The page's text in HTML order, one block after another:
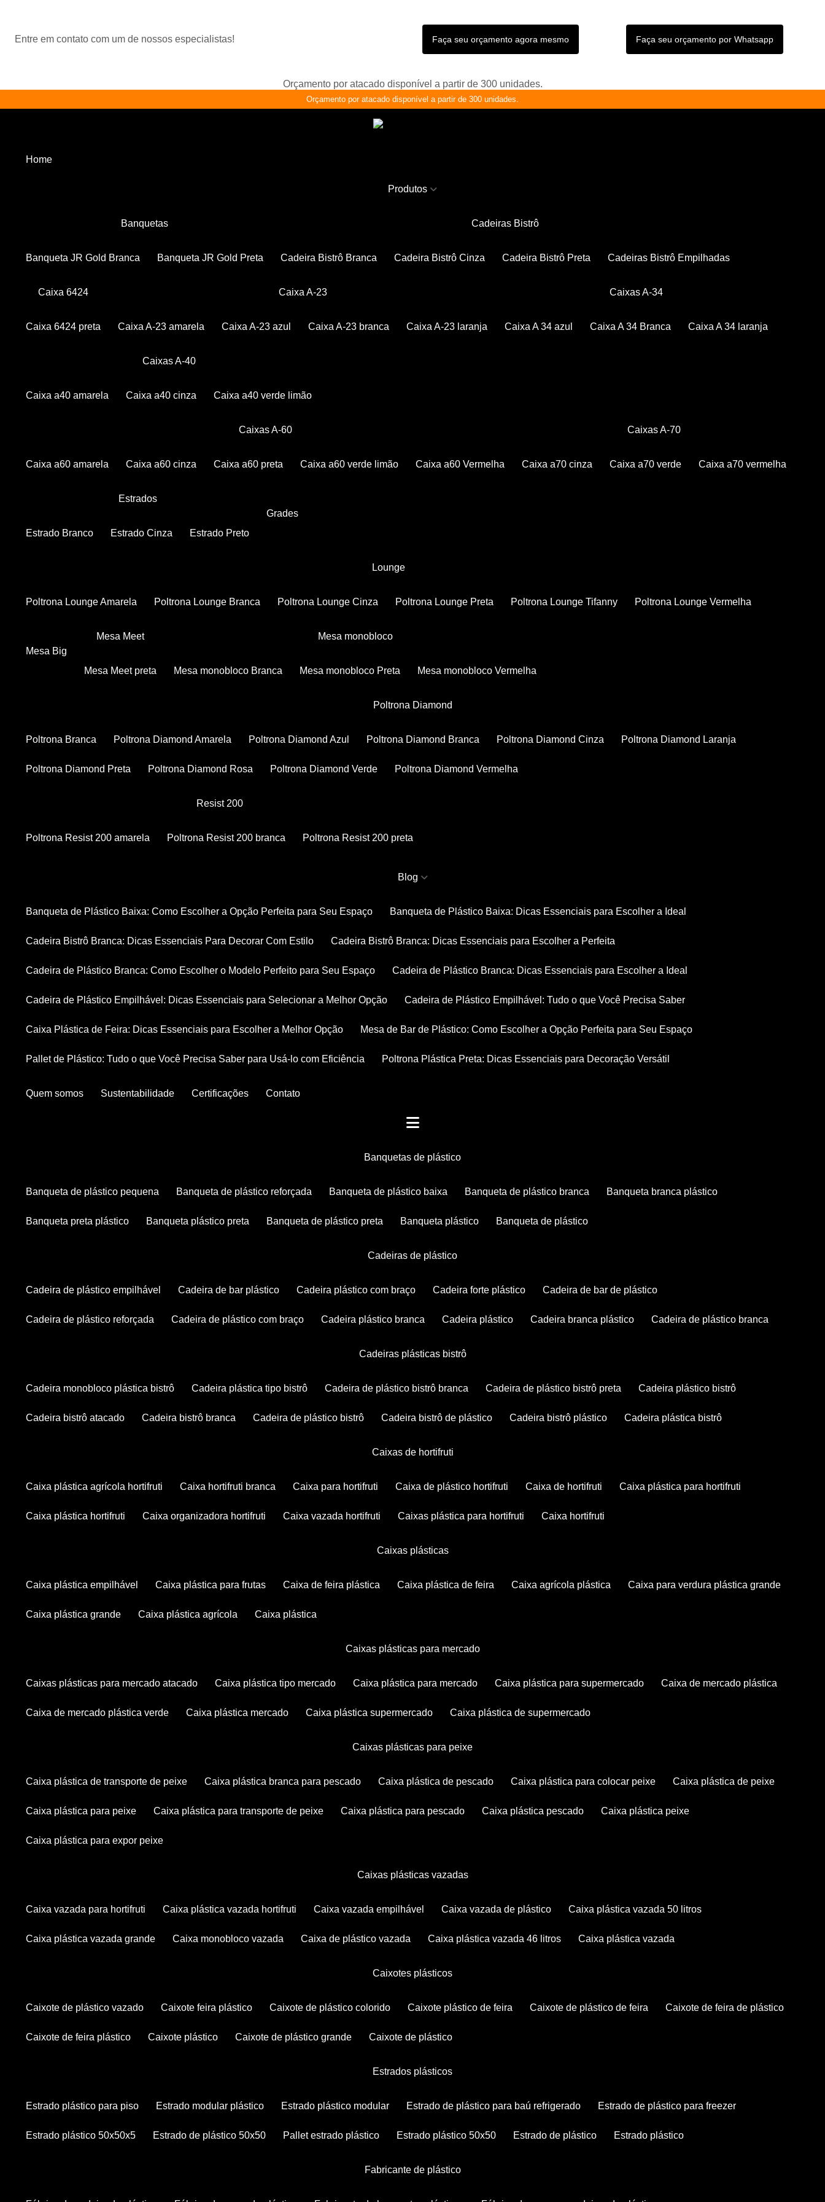
Entre em contato com um de nossos especialistas! Faça seu orçamento agora mesmo Faça seu orçamento por Whatsapp
Orçamento por atacado disponível a partir de 300 unidades.
Orçamento por atacado disponível a partir de 300 unidades.
Home
Produtos
Banquetas
Banqueta JR Gold Branca Banqueta JR Gold Preta
Cadeiras Bistrô
Cadeira Bistrô Branca Cadeira Bistrô Cinza Cadeira Bistrô Preta Cadeiras Bistrô Empilhadas
Caixa 6424
Caixa 6424 preta
Caixa A-23
Caixa A-23 amarela Caixa A-23 azul Caixa A-23 branca Caixa A-23 laranja
Caixas A-34
Caixa A 34 azul Caixa A 34 Branca Caixa A 34 laranja
Caixas A-40
Caixa a40 amarela Caixa a40 cinza Caixa a40 verde limão
Caixas A-60
Caixa a60 amarela Caixa a60 cinza Caixa a60 preta Caixa a60 verde limão Caixa a60 Vermelha
Caixas A-70
Caixa a70 cinza Caixa a70 verde Caixa a70 vermelha
Estrados
Estrado Branco Estrado Cinza Estrado Preto
Grades
Lounge
Poltrona Lounge Amarela Poltrona Lounge Branca Poltrona Lounge Cinza Poltrona Lounge Preta Poltrona Lounge Tifanny Poltrona Lounge Vermelha
Mesa Big
Mesa Meet
Mesa Meet preta
Mesa monobloco
Mesa monobloco Branca Mesa monobloco Preta Mesa monobloco Vermelha
Poltrona Diamond
Poltrona Branca Poltrona Diamond Amarela Poltrona Diamond Azul Poltrona Diamond Branca Poltrona Diamond Cinza Poltrona Diamond Laranja
Poltrona Diamond Preta Poltrona Diamond Rosa Poltrona Diamond Verde Poltrona Diamond Vermelha
Resist 200
Poltrona Resist 200 amarela Poltrona Resist 200 branca Poltrona Resist 200 preta
Blog
Banqueta de Plástico Baixa: Como Escolher a Opção Perfeita para Seu Espaço Banqueta de Plástico Baixa: Dicas Essenciais para Escolher a Ideal
Cadeira Bistrô Branca: Dicas Essenciais Para Decorar Com Estilo Cadeira Bistrô Branca: Dicas Essenciais para Escolher a Perfeita
Cadeira de Plástico Branca: Como Escolher o Modelo Perfeito para Seu Espaço Cadeira de Plástico Branca: Dicas Essenciais para Escolher a Ideal
Cadeira de Plástico Empilhável: Dicas Essenciais para Selecionar a Melhor Opção Cadeira de Plástico Empilhável: Tudo o que Você Precisa Saber
Caixa Plástica de Feira: Dicas Essenciais para Escolher a Melhor Opção Mesa de Bar de Plástico: Como Escolher a Opção Perfeita para Seu Espaço
Pallet de Plástico: Tudo o que Você Precisa Saber para Usá-lo com Eficiência Poltrona Plástica Preta: Dicas Essenciais para Decoração Versátil
Quem somos Sustentabilidade Certificações Contato
banquetas de plástico
banqueta de plástico pequena banqueta de plástico reforçada banqueta de plástico baixa banqueta de plástico branca banqueta branca plástico
banqueta preta plástico banqueta plástico preta banqueta de plástico preta banqueta plástico banqueta de plástico
cadeiras de plástico
cadeira de plástico empilhável cadeira de bar plástico cadeira plástico com braço cadeira forte plástico cadeira de bar de plástico
cadeira de plástico reforçada cadeira de plástico com braço cadeira plástico branca cadeira plástico cadeira branca plástico cadeira de plástico branca
cadeiras plásticas bistrô
cadeira monobloco plástica bistrô cadeira plástica tipo bistrô cadeira de plástico bistrô branca cadeira de plástico bistrô preta cadeira plástico bistrô
cadeira bistrô atacado cadeira bistrô branca cadeira de plástico bistrô cadeira bistrô de plástico cadeira bistrô plástico cadeira plástica bistrô
caixas de hortifruti
caixa plástica agrícola hortifruti caixa hortifruti branca caixa para hortifruti caixa de plástico hortifruti caixa de hortifruti caixa plástica para hortifruti
caixa plástica hortifruti caixa organizadora hortifruti caixa vazada hortifruti caixas plástica para hortifruti caixa hortifruti
caixas plásticas
caixa plástica empilhável caixa plástica para frutas caixa de feira plástica caixa plástica de feira caixa agrícola plástica caixa para verdura plástica grande
caixa plástica grande caixa plástica agrícola caixa plástica
caixas plásticas para mercado
caixas plásticas para mercado atacado caixa plástica tipo mercado caixa plástica para mercado caixa plástica para supermercado caixa de mercado plástica
caixa de mercado plástica verde caixa plástica mercado caixa plástica supermercado caixa plástica de supermercado
caixas plásticas para peixe
caixa plástica de transporte de peixe caixa plástica branca para pescado caixa plástica de pescado caixa plástica para colocar peixe caixa plástica de peixe
caixa plástica para peixe caixa plástica para transporte de peixe caixa plástica para pescado caixa plástica pescado caixa plástica peixe
caixa plástica para expor peixe
caixas plásticas vazadas
caixa vazada para hortifruti caixa plástica vazada hortifruti caixa vazada empilhável caixa vazada de plástico caixa plástica vazada 50 litros
caixa plástica vazada grande caixa monobloco vazada caixa de plástico vazada caixa plástica vazada 46 litros caixa plástica vazada
caixotes plásticos
caixote de plástico vazado caixote feira plástico caixote de plástico colorido caixote plástico de feira caixote de plástico de feira caixote de feira de plástico
caixote de feira plástico caixote plástico caixote de plástico grande caixote de plástico
estrados plásticos
estrado plástico para piso estrado modular plástico estrado plástico modular estrado de plástico para baú refrigerado estrado de plástico para freezer
estrado plástico 50x50x5 estrado de plástico 50x50 pallet estrado plástico estrado plástico 50x50 estrado de plástico estrado plástico
fabricante de plástico